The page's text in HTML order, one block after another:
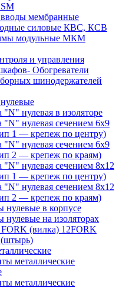
мембранные
силовые КВС, КСВ
модульные МКМ
и управления
Обогреватели
шинодержателей
нулевая в изоляторе
нулевая сечением 6х9
1 — крепеж по центру)
нулевая сечением 6х9
2 — крепеж по краям)
нулевая сечением 8х12
1 — крепеж по центру)
нулевая сечением 8х12
2 — крепеж по краям)
в корпусе
на изоляторах
(вилка) 12FORK
металлические
металлические